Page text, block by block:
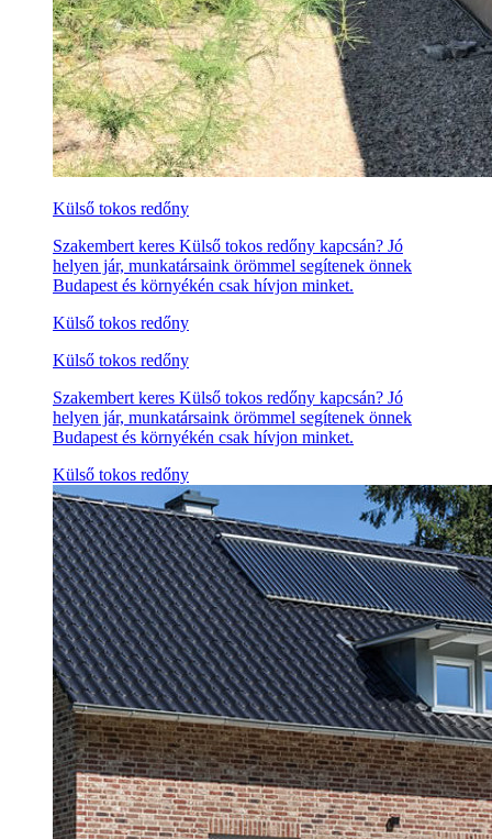
Külső tokos redőny
Szakembert keres Külső tokos redőny kapcsán? Jó
helyen jár, munkatársaink örömmel segítenek önnek
Budapest és környékén csak hívjon minket.
Külső tokos redőny
Külső tokos redőny
Szakembert keres Külső tokos redőny kapcsán? Jó
helyen jár, munkatársaink örömmel segítenek önnek
Budapest és környékén csak hívjon minket.
Külső tokos redőny